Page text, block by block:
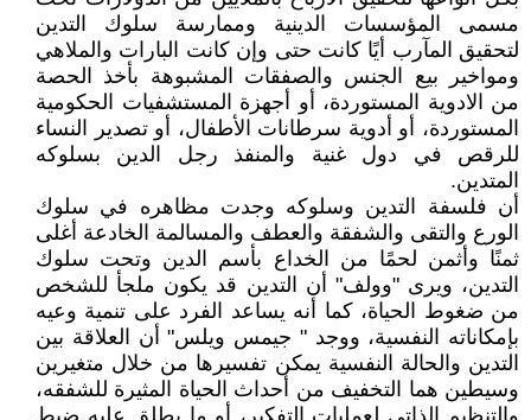
مسمى المؤسسات الدينية وممارسة سلوك التدين
لتحقيق المآرب أيًا كانت حتى وإن كانت البارات والملاهي
ومواخير بيع الجنس والصفقات المشبوهة بأخذ الحصة
من الادوية المستوردة، أو أجهزة المستشفيات الحكومية
المستوردة، أو أدوية سرطانات الأطفال، أو تصدير النساء
للرقص في دول غنية والمنفذ رجل الدين بسلوكه
المتدين.
أن فلسفة التدين وسلوكه وجدت مظاهره في سلوك
الورع والتقى والشفقة والعطف والمسالمة الخادعة أغلى
ثمنًا وأثمن لحمًا من الخداع بأسم الدين وتحت سلوك
التدين، ويرى "وولف" أن التدين قد يكون ملجأ للشخص
من ضغوط الحياة، كما أنه يساعد الفرد على تنمية وعيه
بإمكاناته النفسية، ووجد " جيمس ويلس" أن العلاقة بين
التدين والحالة النفسية يمكن تفسيرها من خلال متغيرين
وسيطين هما التخفيف من أحداث الحياة المثيرة للشفقه،